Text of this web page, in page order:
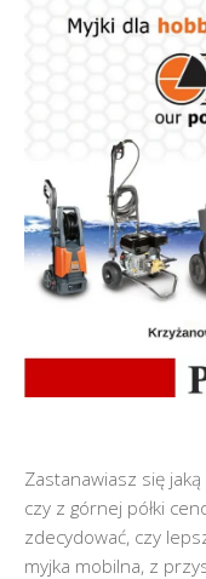
Zastanawiasz się
czy z górnej półki
zdecydować, czy
myjka mobilna, z